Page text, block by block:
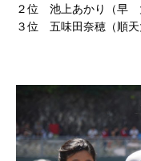
２位 池上あかり（早
３位 五味田奈穂（順天